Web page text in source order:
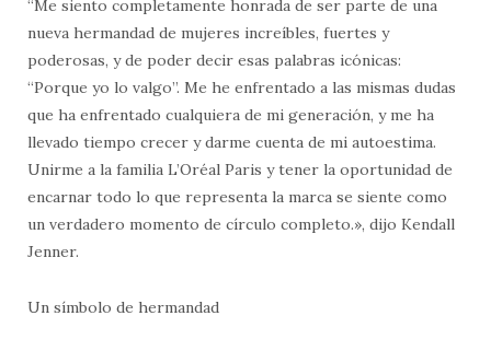
“Me siento completamente honrada de ser parte de una
nueva hermandad de mujeres increíbles, fuertes y
poderosas, y de poder decir esas palabras icónicas:
“Porque yo lo valgo”. Me he enfrentado a las mismas dudas
que ha enfrentado cualquiera de mi generación, y me ha
llevado tiempo crecer y darme cuenta de mi autoestima.
Unirme a la familia L’Oréal Paris y tener la oportunidad de
encarnar todo lo que representa la marca se siente como
un verdadero momento de círculo completo.», dijo Kendall
Jenner.
Un símbolo de hermandad